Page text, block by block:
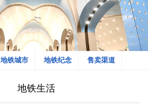
地铁城市 地铁纪念 售卖渠道
地铁生活